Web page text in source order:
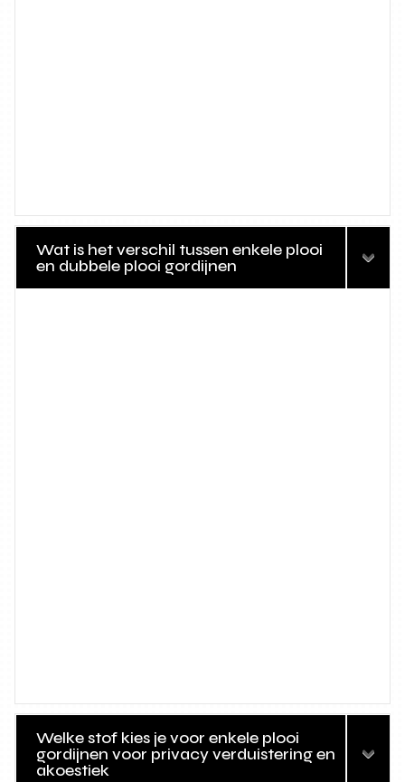
Wat is het verschil tussen enkele plooi
en dubbele plooi gordijnen
Welke stof kies je voor enkele plooi
gordijnen voor privacy verduistering en
akoestiek